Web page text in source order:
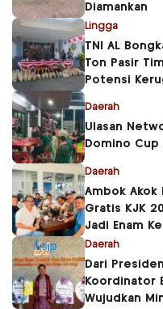
Diamankan
Lingga
TNI AL
Ton Pasir
Potensi
Daerah
Ulasan
Domino Cup
Daerah
Ambok Akok
Gratis KJK
Jadi Enam
Daerah
Dari
Koordinator
Wujudkan